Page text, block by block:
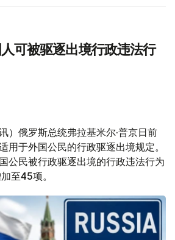
可被驱逐出境行政违法行
）俄罗斯总统弗拉基米尔·普京日前
用于外国公民的行政驱逐出境规定。
公民被行政驱逐出境的行政违法行为
至45项。